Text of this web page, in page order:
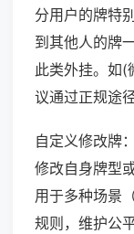
分用户的牌特
到其他人的牌
此类外挂。如(
议通过正规途
自定义修改牌
修改自身牌型
用于多种场景
规则，维护公